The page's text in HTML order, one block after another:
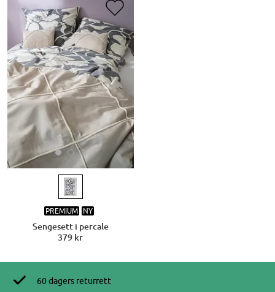
PREMIUM NY
Sengesett i percale
379 kr
60 dagers returrett